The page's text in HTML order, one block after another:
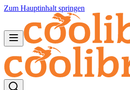
Zum Hauptinhalt springen